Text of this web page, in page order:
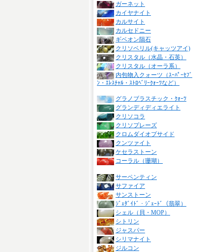
ガーネット
カイヤナイト
カルサイト
カルセドニー
ギベオン隕石
クリソベリル(キャッツアイ)
クリスタル（水晶・石英）
クリスタル（オーラ系）
内包物入クォーツ（ｽｰﾊﾟｰｾﾌﾞ
ﾝ・ｴﾚｽﾁｬﾙ・ｽﾄﾛﾍﾞﾘｰｸｫｰﾂなど）
グラノブラスチック・ｸｫｰﾂ
グランディディエライト
クリソコラ
クリソプレーズ
クロムダイオプサイド
クンツァイト
ケセラストーン
コーラル（珊瑚）
サーペンティン
サファイア
サンストーン
ｼﾞｪﾀﾞｲﾄﾞ・ｼﾞｪｰﾄﾞ（翡翠）
シェル（貝・MOP）
シトリン
ジャスパー
シリマナイト
ジルコン